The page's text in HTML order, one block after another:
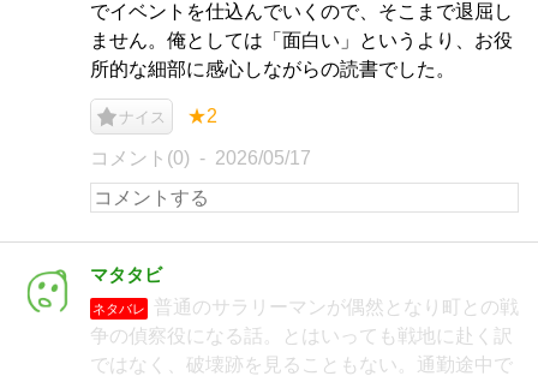
でイベントを仕込んでいくので、そこまで退屈し
ません。俺としては「面白い」というより、お役
所的な細部に感心しながらの読書でした。
ナイス ★2
コメント(0) 2026/05/17
マタタビ
ネタバレ
普通のサラリーマンが偶然となり町との戦
争の偵察役になる話。とはいっても戦地に赴く訳
ではなく、破壊跡を見ることもない。通勤途中で